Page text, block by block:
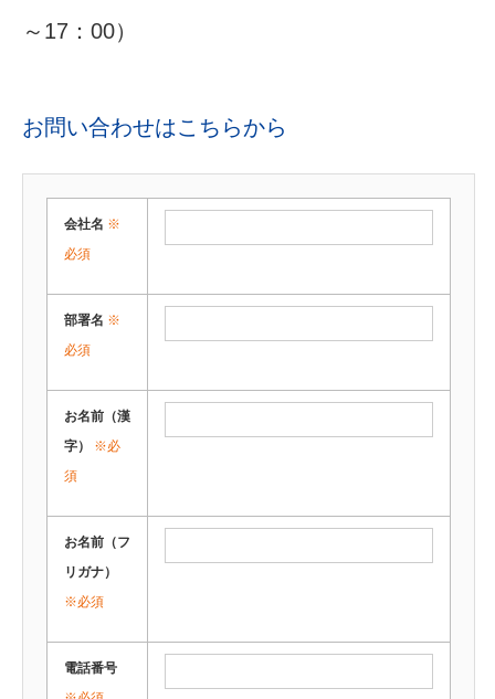
～17：00）
お問い合わせはこちらから
会社名 ※
必須
部署名 ※
必須
お名前（漢
字） ※必
須
お名前（フ
リガナ）
※必須
電話番号